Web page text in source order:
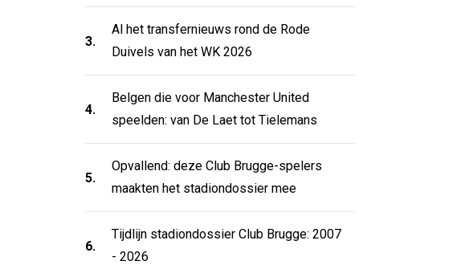
3.
Al het transfernieuws rond de Rode
Duivels van het WK 2026
4.
Belgen die voor Manchester United
speelden: van De Laet tot Tielemans
5.
Opvallend: deze Club Brugge-spelers
maakten het stadiondossier mee
6.
Tijdlijn stadiondossier Club Brugge: 2007
- 2026